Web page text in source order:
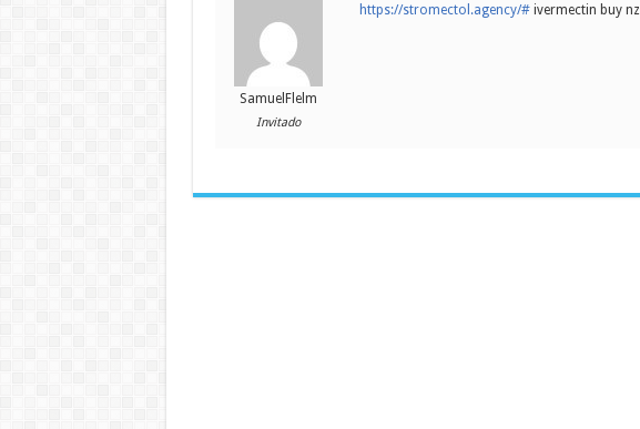
SamuelFlelm
Invitado
https://stromectol.agency/#ivermectin buy nz